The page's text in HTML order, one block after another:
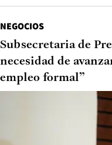
NEGOCIOS
Subsecretaria de
necesidad de
empleo formal”